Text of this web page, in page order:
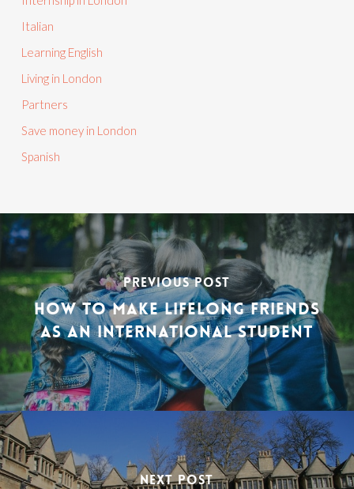
Italian
Learning English
Living in London
Partners
Save money in London
Spanish
PREVIOUS POST
HOW TO MAKE LIFELONG FRIENDS
AS AN INTERNATIONAL STUDENT
NEXT POST